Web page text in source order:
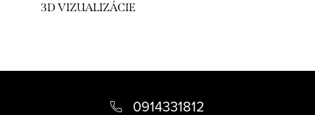
3D VIZUALIZÁCIE
0914331812